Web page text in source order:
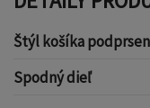
Štýl košíka
Spodný dieľ